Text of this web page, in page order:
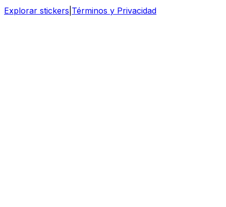
Explorar stickers Términos y Privacidad